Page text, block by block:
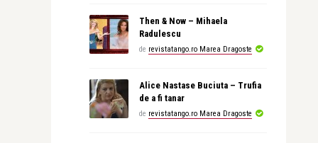
Then & Now – Mihaela
Radulescu
de revistatango.ro Marea Dragoste
Alice Nastase Buciuta – Trufia
de a fi tanar
de revistatango.ro Marea Dragoste